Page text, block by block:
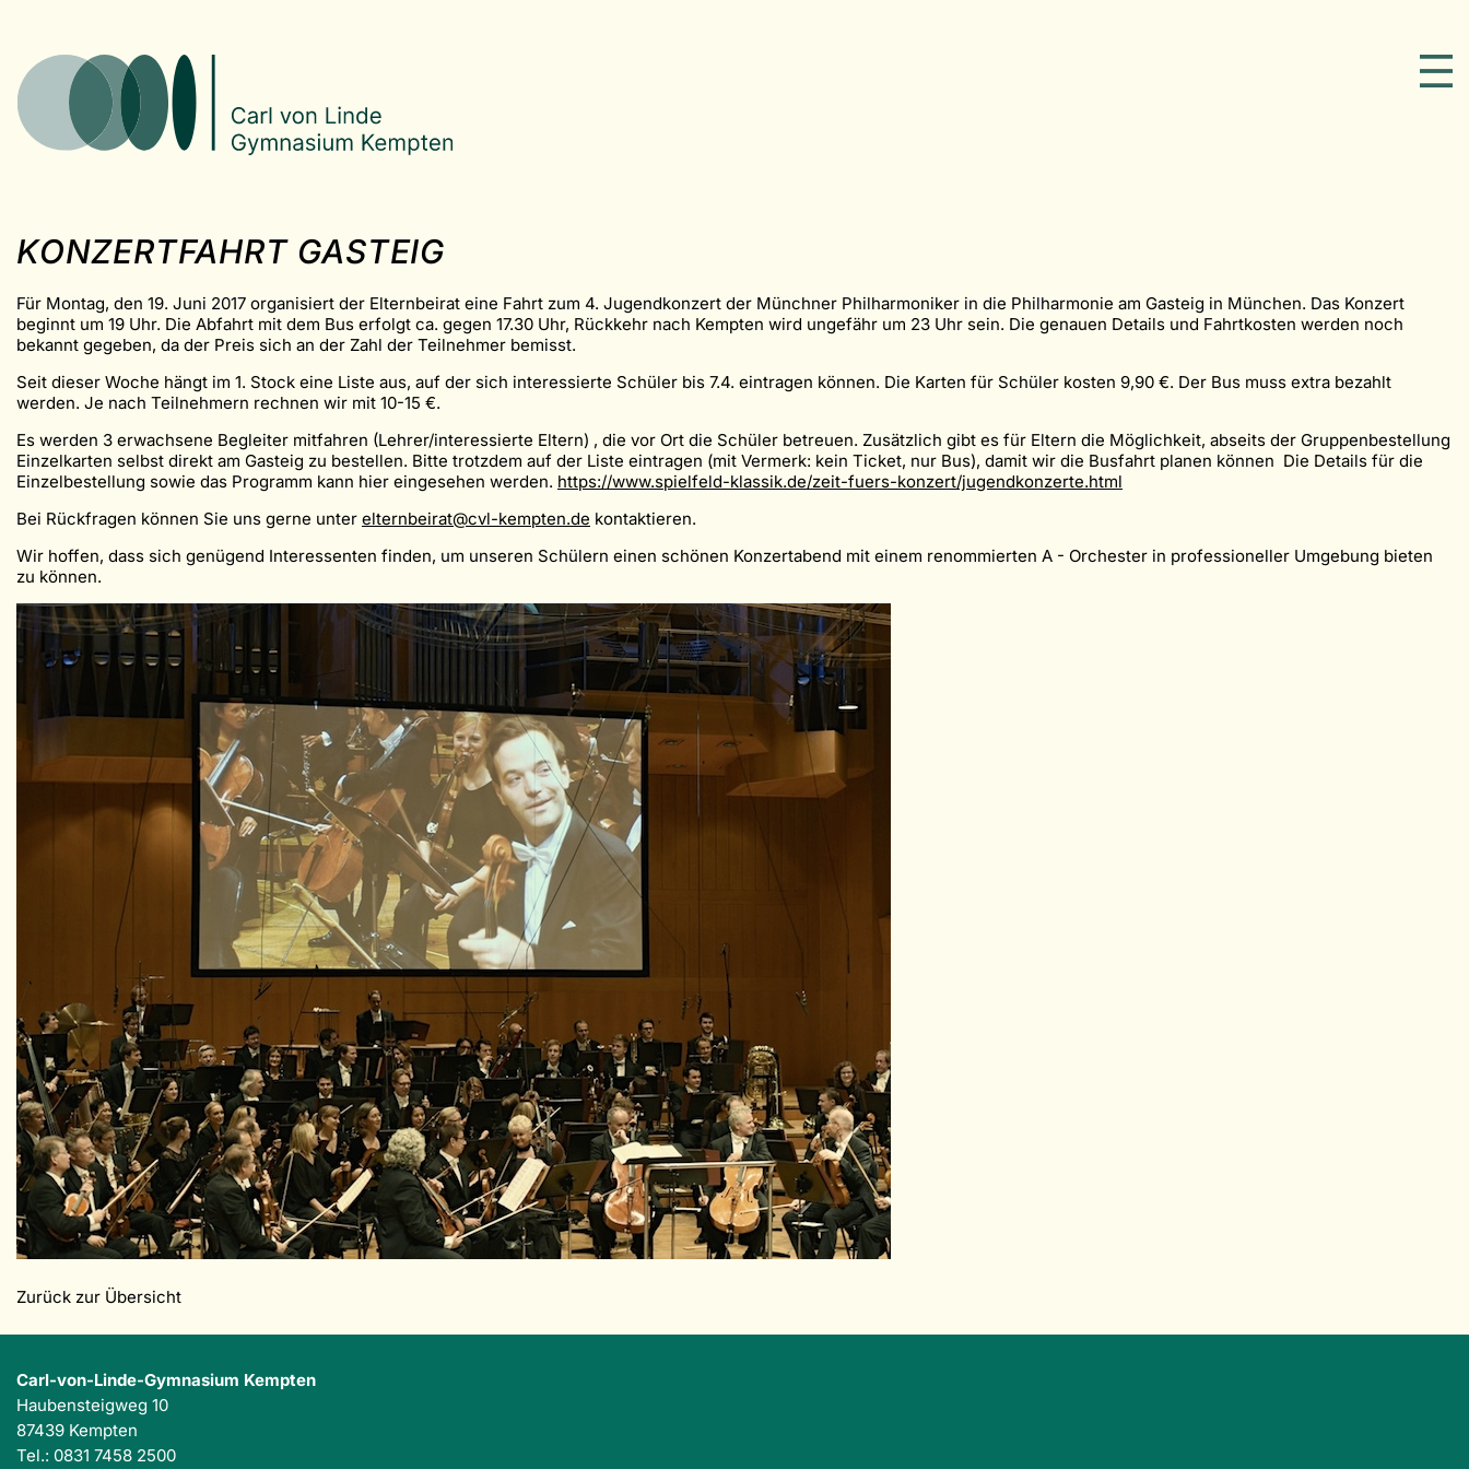
KONZERTFAHRT GASTEIG
Für Montag, den 19. Juni 2017 organisiert der Elternbeirat eine Fahrt zum 4. Jugendkonzert der Münchner Philharmoniker in die Philharmonie am Gasteig in München. Das Konzert
beginnt um 19 Uhr. Die Abfahrt mit dem Bus erfolgt ca. gegen 17.30 Uhr, Rückkehr nach Kempten wird ungefähr um 23 Uhr sein. Die genauen Details und Fahrtkosten werden noch
bekannt gegeben, da der Preis sich an der Zahl der Teilnehmer bemisst.
Seit dieser Woche hängt im 1. Stock eine Liste aus, auf der sich interessierte Schüler bis 7.4. eintragen können. Die Karten für Schüler kosten 9,90 €. Der Bus muss extra bezahlt
werden. Je nach Teilnehmern rechnen wir mit 10-15 €.
Es werden 3 erwachsene Begleiter mitfahren (Lehrer/interessierte Eltern) , die vor Ort die Schüler betreuen. Zusätzlich gibt es für Eltern die Möglichkeit, abseits der Gruppenbestellung
Einzelkarten selbst direkt am Gasteig zu bestellen. Bitte trotzdem auf der Liste eintragen (mit Vermerk: kein Ticket, nur Bus), damit wir die Busfahrt planen können Die Details für die
Einzelbestellung sowie das Programm kann hier eingesehen werden. https://www.spielfeld-klassik.de/zeit-fuers-konzert/jugendkonzerte.html
Bei Rückfragen können Sie uns gerne unter elternbeirat@cvl-kempten.de kontaktieren.
Wir hoffen, dass sich genügend Interessenten finden, um unseren Schülern einen schönen Konzertabend mit einem renommierten A - Orchester in professioneller Umgebung bieten
zu können.
Zurück zur Übersicht
Carl-von-Linde-Gymnasium Kempten
Haubensteigweg 10
87439 Kempten
Tel.: 0831 7458 2500